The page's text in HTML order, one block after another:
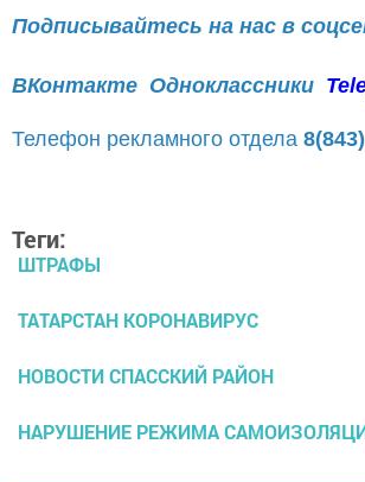
Подписывайтесь на нас в
ВКонтакте Одноклассники
Телефон рекламного отдела
Теги:
ШТРАФЫ
ТАТАРСТАН КОРОНАВИРУС
НОВОСТИ СПАССКИЙ РАЙОН
НАРУШЕНИЕ РЕЖИМА